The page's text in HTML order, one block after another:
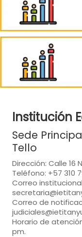
Institución
Sede
Tello
Dirección: Calle 16
Teléfono: +57 310
Correo
Correo de
Horario de
pm.